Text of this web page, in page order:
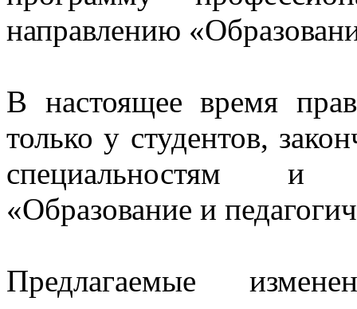
направлению
В настоящее время
только у студентов,
специальностям и
«Образование и
Предлагаемые